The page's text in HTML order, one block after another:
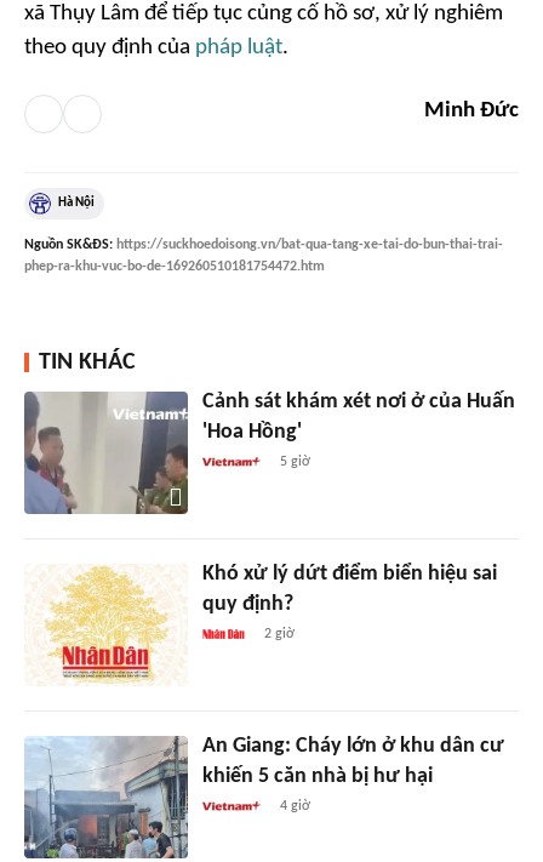
xã Thụy Lâm để tiếp tục củng cố hồ sơ, xử lý nghiêm
theo quy định của pháp luật.
Minh Đức
Hà Nội
Nguồn SK&ĐS: https://suckhoedoisong.vn/bat-qua-tang-xe-tai-do-bun-thai-trai-
phep-ra-khu-vuc-bo-de-169260510181754472.htm
TIN KHÁC
Cảnh sát khám xét nơi ở của Huấn
'Hoa Hồng'
5 giờ
Khó xử lý dứt điểm biển hiệu sai
quy định?
2 giờ
An Giang: Cháy lớn ở khu dân cư
khiến 5 căn nhà bị hư hại
4 giờ